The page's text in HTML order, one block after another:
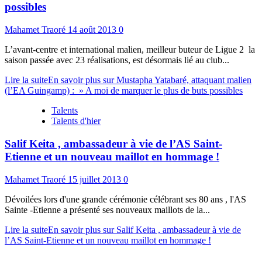
possibles
Mahamet Traoré 14 août 2013 0
L’avant-centre et international malien, meilleur buteur de Ligue 2 la
saison passée avec 23 réalisations, est désormais lié au club...
Lire la suiteEn savoir plus sur Mustapha Yatabaré, attaquant malien
(l’EA Guingamp) : » A moi de marquer le plus de buts possibles
Talents
Talents d'hier
Salif Keita , ambassadeur à vie de l’AS Saint-
Etienne et un nouveau maillot en hommage !
Mahamet Traoré 15 juillet 2013 0
Dévoilées lors d'une grande cérémonie célébrant ses 80 ans , l'AS
Sainte -Etienne a présenté ses nouveaux maillots de la...
Lire la suiteEn savoir plus sur Salif Keita , ambassadeur à vie de
l’AS Saint-Etienne et un nouveau maillot en hommage !